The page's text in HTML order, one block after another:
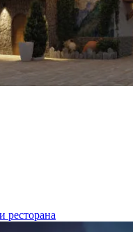
ресторана